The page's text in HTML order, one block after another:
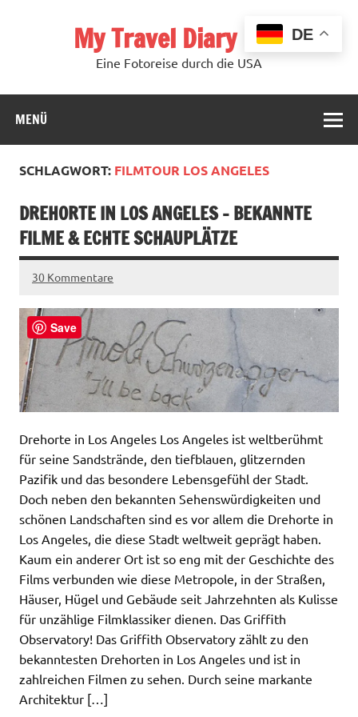
My Travel Diary USA
Eine Fotoreise durch die USA
MENÜ
SCHLAGWORT: FILMTOUR LOS ANGELES
DREHORTE IN LOS ANGELES – BEKANNTE
FILME & ECHTE SCHAUPLÄTZE
30 Kommentare
Drehorte in Los Angeles Los Angeles ist weltberühmt
für seine Sandstrände, den tiefblauen, glitzernden
Pazifik und das besondere Lebensgefühl der Stadt.
Doch neben den bekannten Sehenswürdigkeiten und
schönen Landschaften sind es vor allem die Drehorte in
Los Angeles, die diese Stadt weltweit geprägt haben.
Kaum ein anderer Ort ist so eng mit der Geschichte des
Films verbunden wie diese Metropole, in der Straßen,
Häuser, Hügel und Gebäude seit Jahrzehnten als Kulisse
für unzählige Filmklassiker dienen. Das Griffith
Observatory! Das Griffith Observatory zählt zu den
bekanntesten Drehorten in Los Angeles und ist in
zahlreichen Filmen zu sehen. Durch seine markante
Architektur […]
DE
Save